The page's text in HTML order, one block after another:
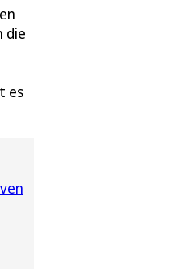
die
es